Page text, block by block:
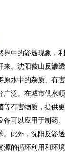
界中的渗透现象，利
来。沈阳鞍山反渗透
原水中的杂质、有害
广泛。在城市供水领
等有害物质，提供更
可以应用于制药、
。此外，沈阳反渗透
源的循环利用和环境